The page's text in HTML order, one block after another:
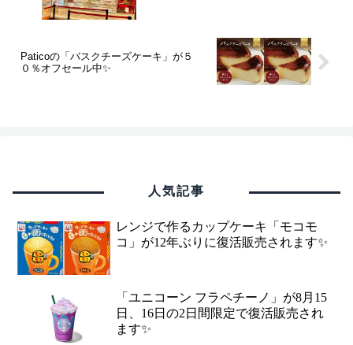
Paticoの「バスクチーズケーキ」が５
０％オフセール中✨
人気記事
レンジで作るカップケーキ「モコモ
コ」が12年ぶりに復活販売されます✨
「ユニコーン フラペチーノ」が8月15
日、16日の2日間限定で復活販売され
ます✨